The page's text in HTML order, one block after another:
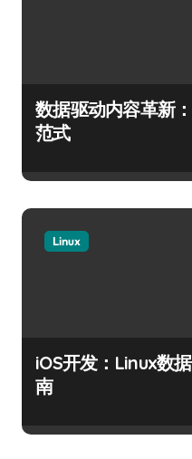
数据驱动内容革新
范式
Linux
iOS开发：Linux数
南